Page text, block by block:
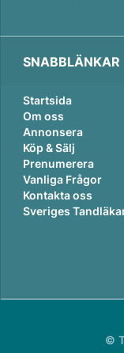
SNABBLÄNKAR
Startsida
Om oss
Annonsera
Köp & Sälj
Prenumerera
Vanliga Frågor
Kontakta oss
Sveriges
©